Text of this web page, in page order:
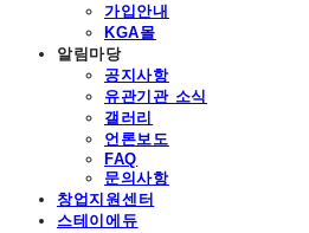
가입안내
KGA몰
알림마당
공지사항
유관기관 소식
갤러리
언론보도
FAQ
문의사항
창업지원센터
스테이에듀